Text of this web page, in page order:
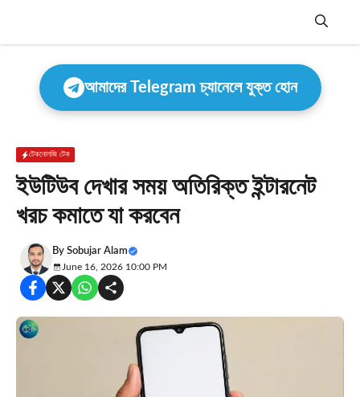
Menu
আমাদের Telegram চ্যানেলে যুক্ত হোন
টেকনোলজি টেক
ইউটিউব দেখার সময় অতিরিক্ত ইন্টারনেট
খরচ কমাতে যা করবেন
By Sobujar Alam
June 16, 2026 10:00 PM